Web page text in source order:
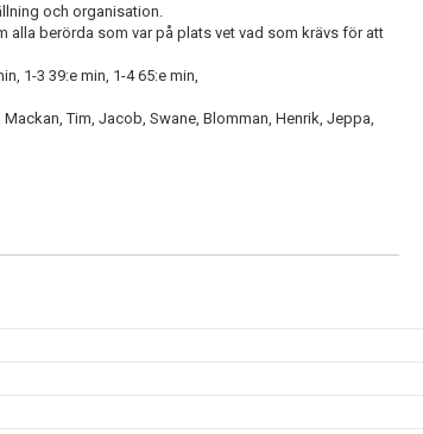
och organisation.
alla berörda som var på plats vet vad som krävs för att
1-3 39:e min, 1-4 65:e min,
Tim, Jacob, Swane, Blomman, Henrik, Jeppa,